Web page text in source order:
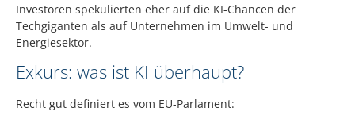
Investoren spekulierten eher auf die KI-Chancen der
Techgiganten als auf Unternehmen im Umwelt- und
Energiesektor.
Exkurs: was ist KI überhaupt?
Recht gut definiert es vom EU-Parlament: